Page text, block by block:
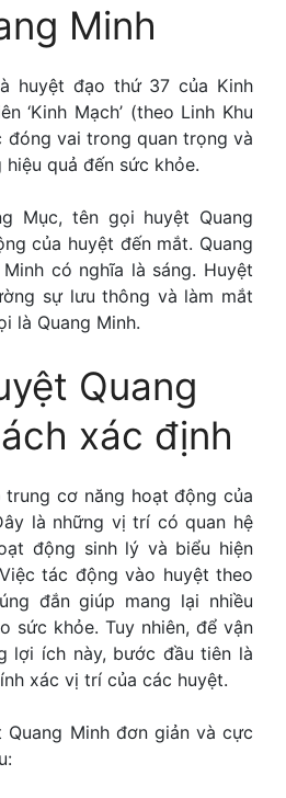
Minh
huyệt đạo thứ 37 của Kinh
‘Kinh Mạch’ (theo Linh Khu
đóng vai trong quan trọng và
quả đến sức khỏe.
Mục, tên gọi huyệt Quang
của huyệt đến mắt. Quang
có nghĩa là sáng. Huyệt
sự lưu thông và làm mắt
là Quang Minh.
Quang
xác định
cơ năng hoạt động của
là những vị trí có quan hệ
động sinh lý và biểu hiện
tác động vào huyệt theo
đắn giúp mang lại nhiều
sức khỏe. Tuy nhiên, để vận
lợi ích này, bước đầu tiên là
xác vị trí của các huyệt.
Quang Minh đơn giản và cực